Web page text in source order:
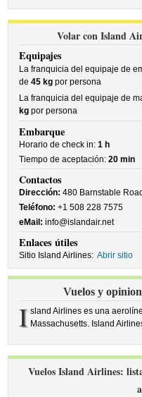
Volar con Island
Equipajes
La franquicia del equipaje de
de45 kg por persona
La franquicia del equipaje de
kg por persona
Embarque
Horario de check in:1 h
Tiempo de aceptación:20 min
Contactos
Dirección: 480 Barnstable
Teléfono: +1 508 228 7575
eMail: info@islandair.net
Enlaces útiles
Sitio Island Airlines: Abrir sitio
Vuelos y
I sland Airlines es una
Massachusetts. Island
Vuelos Island Airlines: